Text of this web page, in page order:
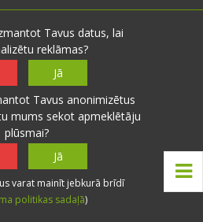
rakstiem"), es pa dienu
gulēšu. Karstums kā tāds
man īsti nepatīk (pirti un
karstu vannu nepraktizēju),
tāpēc karstumā un lēnā
vējā kā pirms gadiem
15...25 es nestrādāju,
tomēr karstuma nav.
Nesen salēju siltumnīcu ar
aizvērtiem visiem
caurumiem (lai vētrainais
vējš neaizpūš) un sauli no
saullēkta līdz saulrietam.
Tavus datus, lai
reklāmas?
Jā
Tavus anonimizētus
mums sekot apmeklētāju
plūsmai?
Jā
varat mainīt jebkurā brīdī
politikas sadaļā)